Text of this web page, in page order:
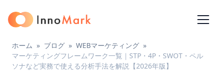
ホーム » ブログ » WEBマーケティング »
マーケティングフレームワーク一覧｜STP・4P・SWOT・ペル
ソナなど実務で使える分析手法を解説【2026年版】